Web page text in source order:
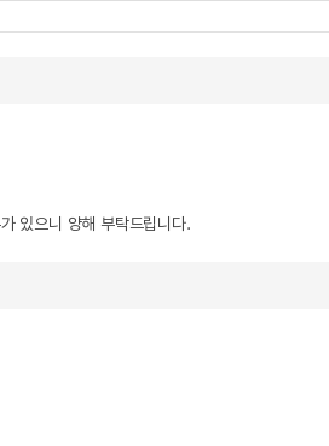
있으니 양해 부탁드립니다.